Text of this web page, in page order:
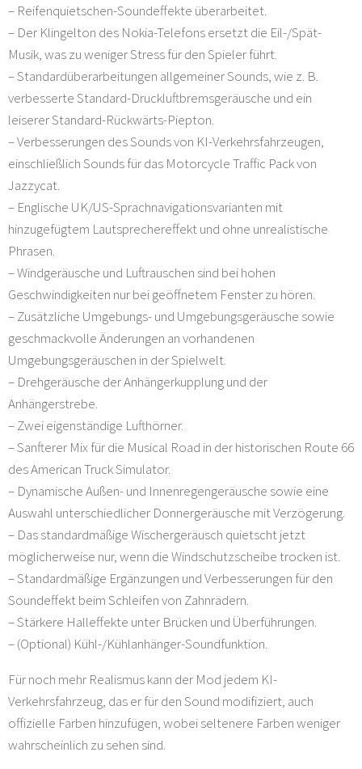
– Reifenquietschen-Soundeffekte überarbeitet.
– Der Klingelton des Nokia-Telefons ersetzt die Eil-/Spät-
Musik, was zu weniger Stress für den Spieler führt.
– Standardüberarbeitungen allgemeiner Sounds, wie z. B.
verbesserte Standard-Druckluftbremsgeräusche und ein
leiserer Standard-Rückwärts-Piepton.
– Verbesserungen des Sounds von KI-Verkehrsfahrzeugen,
einschließlich Sounds für das Motorcycle Traffic Pack von
Jazzycat.
– Englische UK/US-Sprachnavigationsvarianten mit
hinzugefügtem Lautsprechereffekt und ohne unrealistische
Phrasen.
– Windgeräusche und Luftrauschen sind bei hohen
Geschwindigkeiten nur bei geöffnetem Fenster zu hören.
– Zusätzliche Umgebungs- und Umgebungsgeräusche sowie
geschmackvolle Änderungen an vorhandenen
Umgebungsgeräuschen in der Spielwelt.
– Drehgeräusche der Anhängerkupplung und der
Anhängerstrebe.
– Zwei eigenständige Lufthörner.
– Sanfterer Mix für die Musical Road in der historischen Route 66
des American Truck Simulator.
– Dynamische Außen- und Innenregengeräusche sowie eine
Auswahl unterschiedlicher Donnergeräusche mit Verzögerung.
– Das standardmäßige Wischergeräusch quietscht jetzt
möglicherweise nur, wenn die Windschutzscheibe trocken ist.
– Standardmäßige Ergänzungen und Verbesserungen für den
Soundeffekt beim Schleifen von Zahnrädern.
– Stärkere Halleffekte unter Brücken und Überführungen.
– (Optional) Kühl-/Kühlanhänger-Soundfunktion.
Für noch mehr Realismus kann der Mod jedem KI-
Verkehrsfahrzeug, das er für den Sound modifiziert, auch
offizielle Farben hinzufügen, wobei seltenere Farben weniger
wahrscheinlich zu sehen sind.